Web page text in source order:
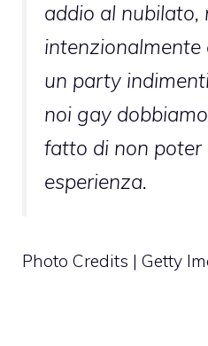
addio al nubilato,
un party
noi gay
fatto di non poter
esperienza.
Photo Credits | Getty